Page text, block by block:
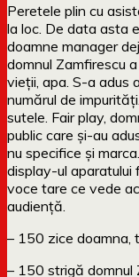
Peretele plin cu
la loc. De data asta
doamne manager
domnul Zamfirescu
vieții, apa. S-a adus
numărul de
sutele. Fair play,
public care și-au
nu specifice și
display-ul
voce tare ce vede
audiență.
– 150 zice doamna,
– 150 strigă domnul